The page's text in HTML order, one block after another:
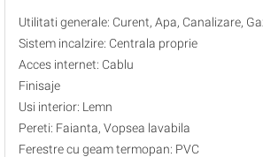
Utilitati generale: Curent, Apa, Canalizare,
Sistem incalzire: Centrala proprie
Acces internet: Cablu
Finisaje
Usi interior: Lemn
Pereti: Faianta, Vopsea lavabila
Ferestre cu geam termopan: PVC